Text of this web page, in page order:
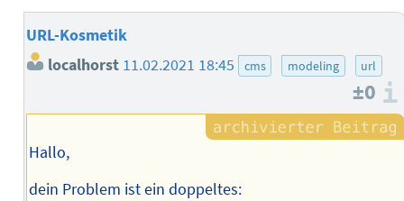
URL-Kosmetik
localhorst 11.02.2021 18:45 cms modeling url
±0
Hallo,
dein Problem ist ein doppeltes: